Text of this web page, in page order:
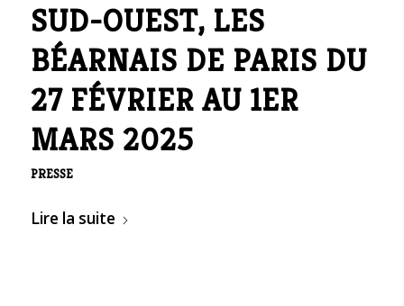
SUD-OUEST, LES
BÉARNAIS DE PARIS DU
27 FÉVRIER AU 1ER
MARS 2025
PRESSE
Lire la suite